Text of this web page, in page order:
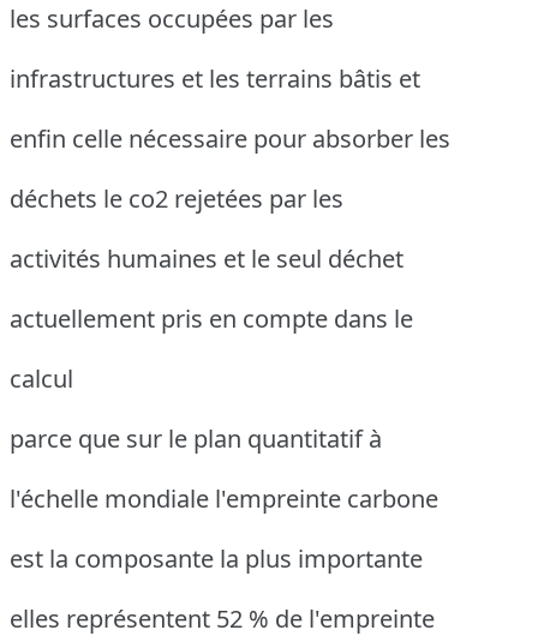
les surfaces occupées par les
infrastructures et les terrains bâtis et
enfin celle nécessaire pour absorber les
déchets le co2 rejetées par les
activités humaines et le seul déchet
actuellement pris en compte dans le
calcul
parce que sur le plan quantitatif à
l'échelle mondiale l'empreinte carbone
est la composante la plus importante
elles représentent 52 % de l'empreinte